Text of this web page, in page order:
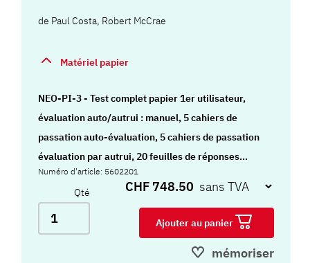
de Paul Costa, Robert McCrae
Matériel papier
NEO-PI-3 - Test complet papier 1er utilisateur,
évaluation auto/autrui : manuel, 5 cahiers de
passation auto-évaluation, 5 cahiers de passation
évaluation par autrui, 20 feuilles de réponses
autoscorables auto/autrui, 20 feuilles de profil
mixtes, 20 feuilles de profil genre (h/f) auto-
évaluation, 20 feuilles de profil genre (h/f) par
autrui, 20 comptes-rendus de passation candidat,
10 styles graph, 10 job profiler, 10 cahiers de listes
Numéro d'article: 5602201
Qté CHF 748.50
Ajouter au panier
mémoriser